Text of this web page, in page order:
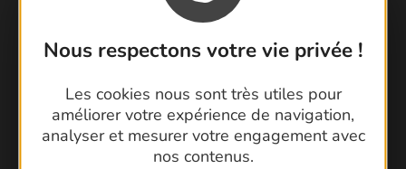
Nous respectons votre vie privée !
Les cookies nous sont très utiles pour
améliorer votre expérience de navigation,
analyser et mesurer votre engagement avec
nos contenus.
Contactez-nous !
Foire aux questions
Brochures
Cartoguides et Topoguides
Latitude Gard